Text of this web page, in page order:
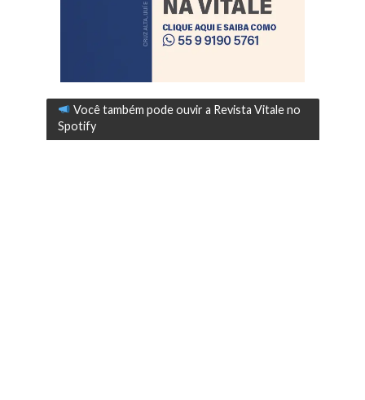
Você também pode ouvir a Revista Vitale no
Spotify